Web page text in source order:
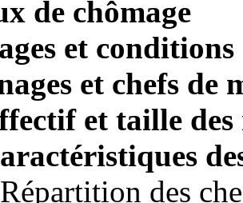
de chômage
et
et chefs de
et taille des
des